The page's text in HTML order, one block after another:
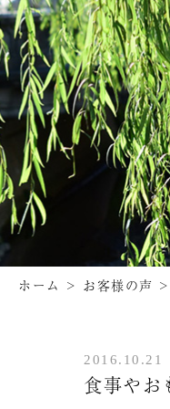
ホーム > お客様の声 >
2016.10.21
食事やお